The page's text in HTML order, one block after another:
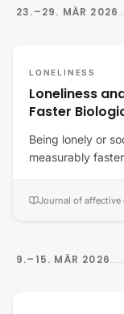
23.–29. MÄR 2026
LONELINESS
Loneliness
Faster
Being lonely or
measurably
Journal of affective
9.–15. MÄR 2026